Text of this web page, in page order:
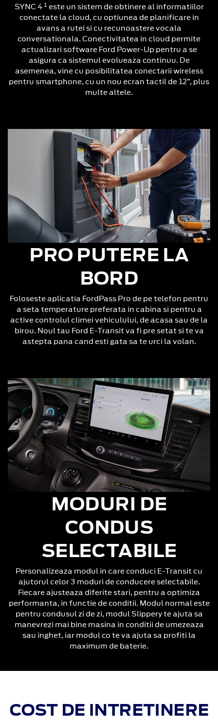
SYNC 4 1 este un sistem de obtinere al informatiilor
conectate la cloud, cu optiunea de planificare in
avans a rutei si cu recunoastere vocala
conversationala. Conectivitatea in cloud permite
actualizari software Ford Power-Up pentru a se
asigura ca sistemul evolueaza continuu. De
asemenea, vine cu posibilitatea conectarii wireless
pentru smartphone, cu un nou ecran tactil de 12”, plus
multe altele.
PRO PUTERE LA
BORD
Foloseste aplicatia FordPass Pro de pe telefon pentru
a seta temperature preferata in cabina si pentru a
active controlul climei vehiculului, de acasa sau de la
birou. Noul tau Ford E-Transit va fi pre setat si te va
astepta pana cand esti gata sa te urci la volan.
MODURI DE
CONDUS
SELECTABILE
Personalizeaza modul in care conduci E-Transit cu
ajutorul celor 3 moduri de conducere selectabile.
Fiecare ajusteaza diferite stari, pentru a optimiza
performanta, in functie de conditii. Modul normal este
pentru condusul zi de zi, modul Slippery te ajuta sa
manevrezi mai bine masina in conditii de umezeaza
sau inghet, iar modul co te va ajuta sa profiti la
maximum de baterie.
COST DE INTRETINERE